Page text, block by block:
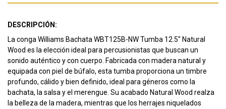
DESCRIPCIÓN:
La conga Williams Bachata WBT125B-NW Tumba 12.5" Natural
Wood es la elección ideal para percusionistas que buscan un
sonido auténtico y con cuerpo. Fabricada con madera natural y
equipada con piel de búfalo, esta tumba proporciona un timbre
profundo, cálido y bien definido, ideal para géneros como la
bachata, la salsa y el merengue. Su acabado Natural Wood realza
la belleza de la madera, mientras que los herrajes niquelados